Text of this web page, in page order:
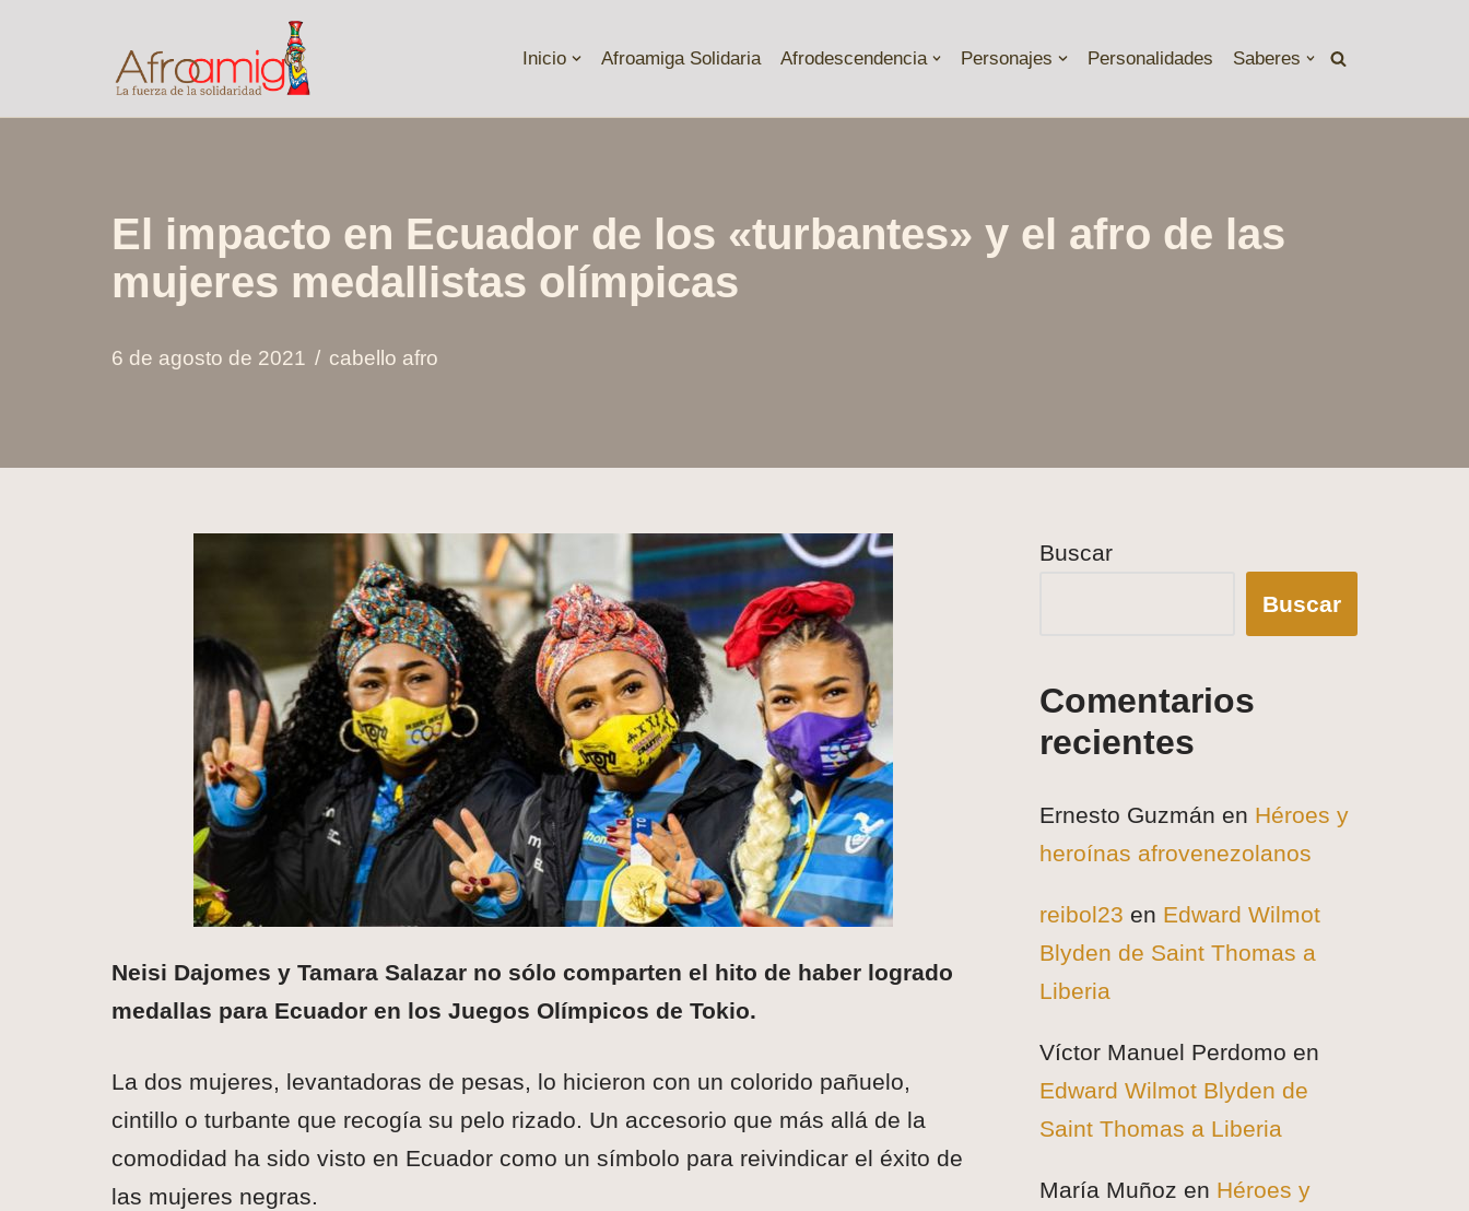
Inicio Afroamiga Solidaria Afrodescendencia Personajes Personalidades Saberes
El impacto en Ecuador de los «turbantes» y el afro de las
mujeres medallistas olímpicas
6 de agosto de 2021 cabello afro
Neisi Dajomes y Tamara Salazar no sólo comparten el hito de haber logrado
medallas para Ecuador en los Juegos Olímpicos de Tokio.
La dos mujeres, levantadoras de pesas, lo hicieron con un colorido pañuelo,
cintillo o turbante que recogía su pelo rizado. Un accesorio que más allá de la
comodidad ha sido visto en Ecuador como un símbolo para reivindicar el éxito de
las mujeres negras.
Buscar
Buscar
Comentarios
recientes
Ernesto Guzmán en Héroes y
heroínas afrovenezolanos
reibol23 en Edward Wilmot
Blyden de Saint Thomas a
Liberia
Víctor Manuel Perdomo en
Edward Wilmot Blyden de
Saint Thomas a Liberia
María Muñoz en Héroes y